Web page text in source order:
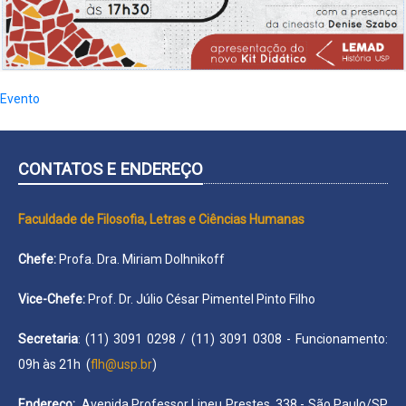
Evento
CONTATOS E ENDEREÇO
Faculdade de Filosofia, Letras e Ciências Humanas
Chefe: Profa. Dra. Miriam Dolhnikoff
Vice-Chefe: Prof. Dr. Júlio César Pimentel Pinto Filho
Secretaria: (11) 3091 0298 / (11) 3091 0308 - Funcionamento:
09h às 21h (flh@usp.br)